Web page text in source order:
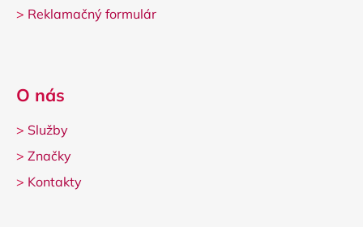
> Reklamačný formulár
O nás
> Služby
> Značky
> Kontakty